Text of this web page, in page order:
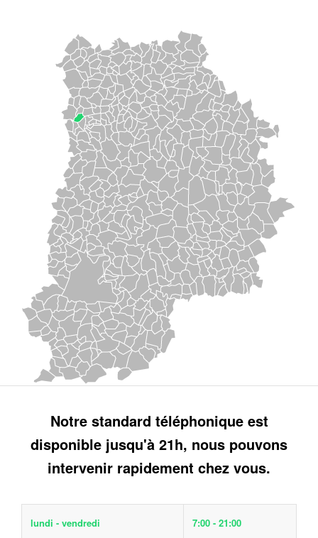
Notre standard téléphonique est
disponible jusqu'à 21h, nous pouvons
intervenir rapidement chez vous.
lundi - vendredi 7:00 - 21:00